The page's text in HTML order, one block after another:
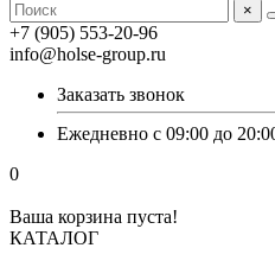
×
+7 (905) 553-20-96
info@holse-group.ru
Заказать звонок
Ежедневно с 09:00 до
0
Ваша корзина пуста!
КАТАЛОГ